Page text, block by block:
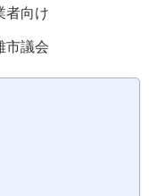
者向け
市議会